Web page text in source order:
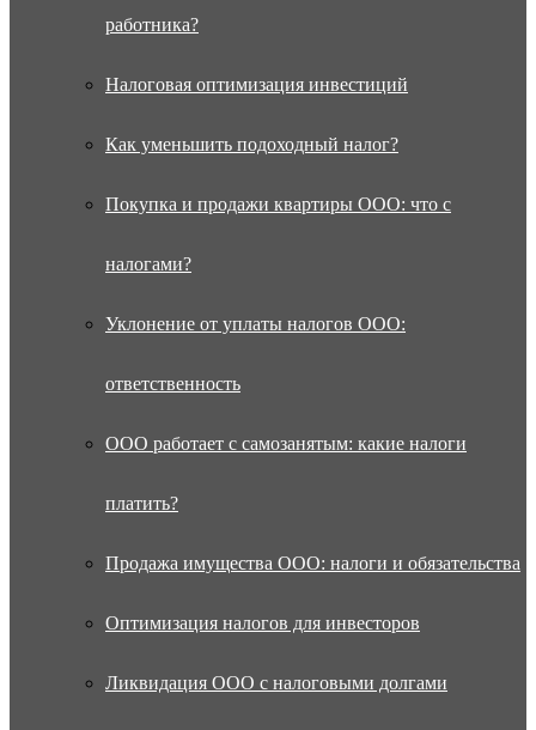
работника?
Налоговая оптимизация инвестиций
Как уменьшить подоходный налог?
Покупка и продажи квартиры ООО: что с
налогами?
Уклонение от уплаты налогов ООО:
ответственность
ООО работает с самозанятым: какие налоги
платить?
Продажа имущества ООО: налоги и обязательства
Оптимизация налогов для инвесторов
Ликвидация ООО с налоговыми долгами